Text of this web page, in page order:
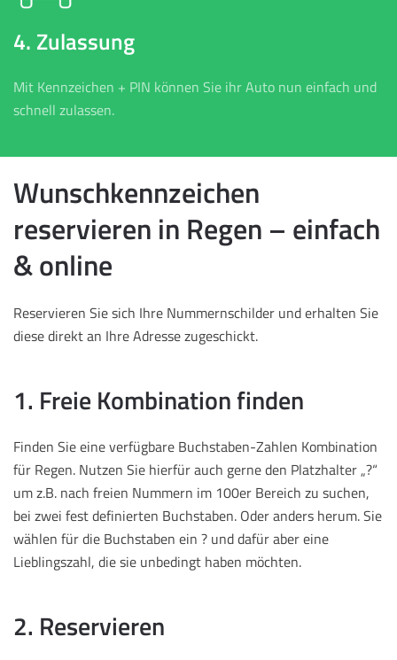
4. Zulassung
Mit Kennzeichen + PIN können Sie ihr Auto nun einfach und
schnell zulassen.
Wunschkennzeichen
reservieren in Regen – einfach
& online
Reservieren Sie sich Ihre Nummernschilder und erhalten Sie
diese direkt an Ihre Adresse zugeschickt.
1. Freie Kombination finden
Finden Sie eine verfügbare Buchstaben-Zahlen Kombination
für Regen. Nutzen Sie hierfür auch gerne den Platzhalter „?“
um z.B. nach freien Nummern im 100er Bereich zu suchen,
bei zwei fest definierten Buchstaben. Oder anders herum. Sie
wählen für die Buchstaben ein ? und dafür aber eine
Lieblingszahl, die sie unbedingt haben möchten.
2. Reservieren